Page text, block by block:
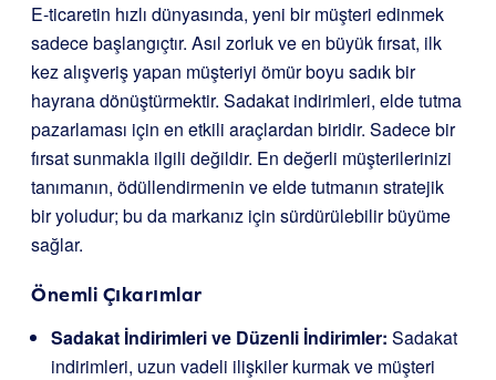
E-ticaretin hızlı dünyasında, yeni bir müşteri edinmek
sadece başlangıçtır. Asıl zorluk ve en büyük fırsat, ilk
kez alışveriş yapan müşteriyi ömür boyu sadık bir
hayrana dönüştürmektir. Sadakat indirimleri, elde tutma
pazarlaması için en etkili araçlardan biridir. Sadece bir
fırsat sunmakla ilgili değildir. En değerli müşterilerinizi
tanımanın, ödüllendirmenin ve elde tutmanın stratejik
bir yoludur; bu da markanız için sürdürülebilir büyüme
sağlar.
Önemli Çıkarımlar
Sadakat İndirimleri ve Düzenli İndirimler: Sadakat
indirimleri, uzun vadeli ilişkiler kurmak ve müşteri